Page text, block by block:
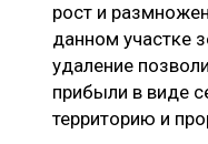
рост и
данном участке
удаление
прибыли в виде
территорию и